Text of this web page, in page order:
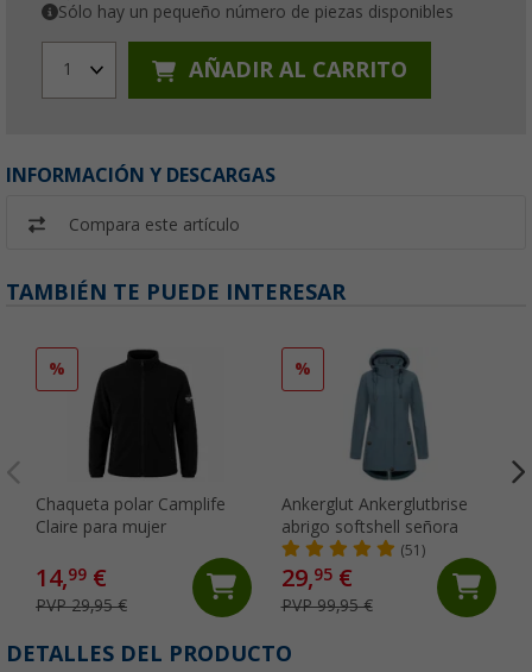
Sólo hay un pequeño número de piezas disponibles
1 AÑADIR AL CARRITO
INFORMACIÓN Y DESCARGAS
Compara este artículo
TAMBIÉN TE PUEDE INTERESAR
%
Chaqueta polar Camplife
Claire para mujer
14,99 €
PVP 29,95 €
%
Ankerglut Ankerglutbrise
abrigo softshell señora
(51)
29,95€
PVP 99,95 €
DETALLES DEL PRODUCTO